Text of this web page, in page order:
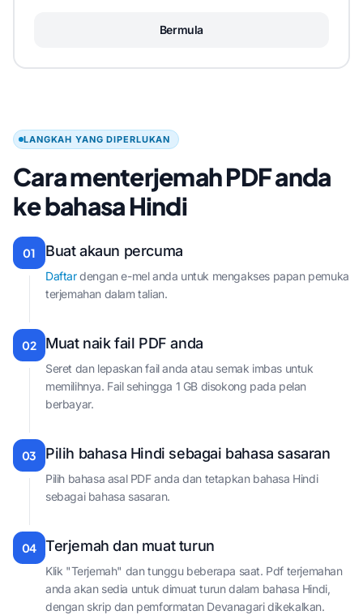
Bermula
LANGKAH YANG DIPERLUKAN
Cara menterjemah PDF anda
ke bahasa Hindi
01 Buat akaun percuma
Daftardengan e-mel anda untuk mengakses papan pemuka
terjemahan dalam talian.
02 Muat naik fail PDF anda
Seret dan lepaskan fail anda atau semak imbas untuk
memilihnya. Fail sehingga 1 GB disokong pada pelan
berbayar.
03 Pilih bahasa Hindi sebagai bahasa sasaran
Pilih bahasa asal PDF anda dan tetapkan bahasa Hindi
sebagai bahasa sasaran.
04 Terjemah dan muat turun
Klik "Terjemah" dan tunggu beberapa saat. Pdf terjemahan
anda akan sedia untuk dimuat turun dalam bahasa Hindi,
dengan skrip dan pemformatan Devanagari dikekalkan.